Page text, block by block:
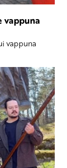
vappuna
vappuna